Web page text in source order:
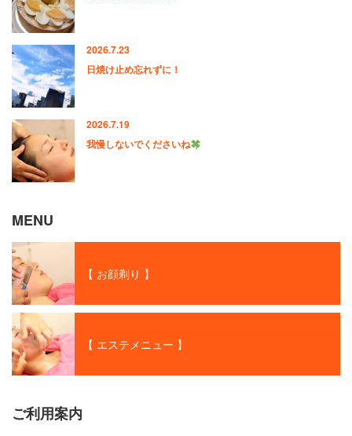
2026.7.23
日焼け止め忘れずに！
2026.7.19
我慢しないでくださいね
MENU
【 お顔剃り 】
【 エステメニュー 】
ご利用案内